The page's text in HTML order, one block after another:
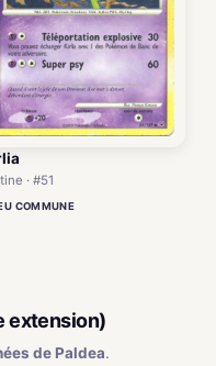
· #51
COMMUNE
extension)
de Paldea.